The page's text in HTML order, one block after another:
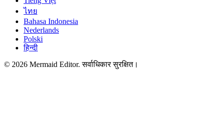
ไทย
Bahasa Indonesia
Nederlands
Polski
हिन्दी
© 2026 Mermaid Editor. सर्वाधिकार सुरक्षित।